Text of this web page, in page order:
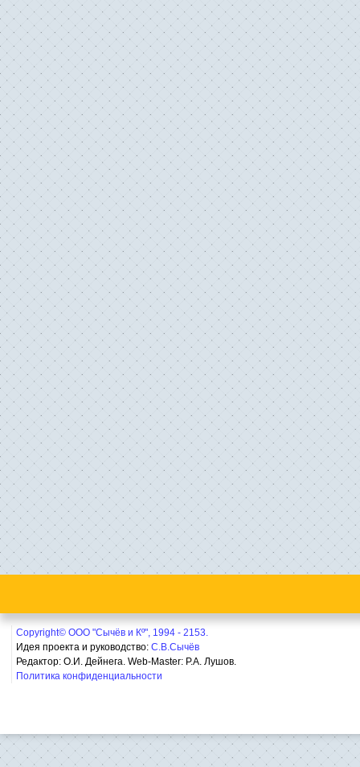
Copyright© ООО "Сычёв и Кº", 1994 - 2153.
Идея проекта и руководство: С.В.Сычёв
Редактор: О.И. Дейнега. Web-Master: Р.А. Лушов.
Политика конфиденциальности